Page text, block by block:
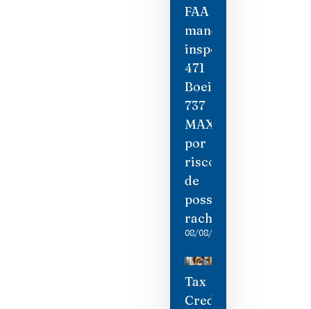
FAA
manda
inspecionar
471
Boeing
737
MAX
por
risco
de
possíveis
rachaduras
08/08/2026
Tax
Credit